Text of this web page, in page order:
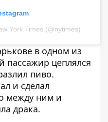
York Times (@nytimes)
в одном из
пассажир цеплялся
пиво.
и сделал
между ним и
драка.